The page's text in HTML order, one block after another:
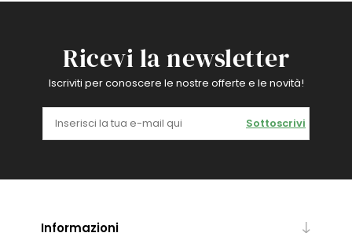
Ricevi la newsletter
Iscriviti per conoscere le nostre offerte e le novità!
Sottoscrivi
Informazioni